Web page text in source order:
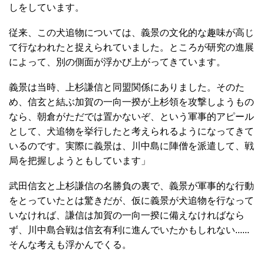
しをしています。
従来、この犬追物については、義景の文化的な趣味が高じ
て行なわれたと捉えられていました。ところが研究の進展
によって、別の側面が浮かび上がってきています。
義景は当時、上杉謙信と同盟関係にありました。そのた
め、信玄と結ぶ加賀の一向一揆が上杉領を攻撃しようもの
なら、朝倉がただでは置かないぞ、という軍事的アピール
として、犬追物を挙行したと考えられるようになってきて
いるのです。実際に義景は、川中島に陣僧を派遣して、戦
局を把握しようともしています」
武田信玄と上杉謙信の名勝負の裏で、義景が軍事的な行動
をとっていたとは驚きだが、仮に義景が犬追物を行なって
いなければ、謙信は加賀の一向一揆に備えなければなら
ず、川中島合戦は信玄有利に進んでいたかもしれない......
そんな考えも浮かんでくる。